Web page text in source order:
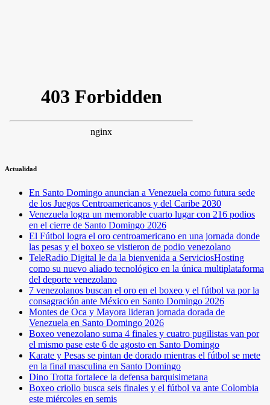
Actualidad
En Santo Domingo anuncian a Venezuela como futura sede
de los Juegos Centroamericanos y del Caribe 2030
Venezuela logra un memorable cuarto lugar con 216 podios
en el cierre de Santo Domingo 2026
El Fútbol logra el oro centroamericano en una jornada donde
las pesas y el boxeo se vistieron de podio venezolano
TeleRadio Digital le da la bienvenida a ServiciosHosting
como su nuevo aliado tecnológico en la única multiplataforma
del deporte venezolano
7 venezolanos buscan el oro en el boxeo y el fútbol va por la
consagración ante México en Santo Domingo 2026
Montes de Oca y Mayora lideran jornada dorada de
Venezuela en Santo Domingo 2026
Boxeo venezolano suma 4 finales y cuatro pugilistas van por
el mismo pase este 6 de agosto en Santo Domingo
Karate y Pesas se pintan de dorado mientras el fútbol se mete
en la final masculina en Santo Domingo
Dino Trotta fortalece la defensa barquisimetana
Boxeo criollo busca seis finales y el fútbol va ante Colombia
este miércoles en semis